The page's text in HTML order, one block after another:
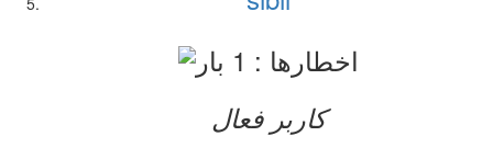
کاربر فعال